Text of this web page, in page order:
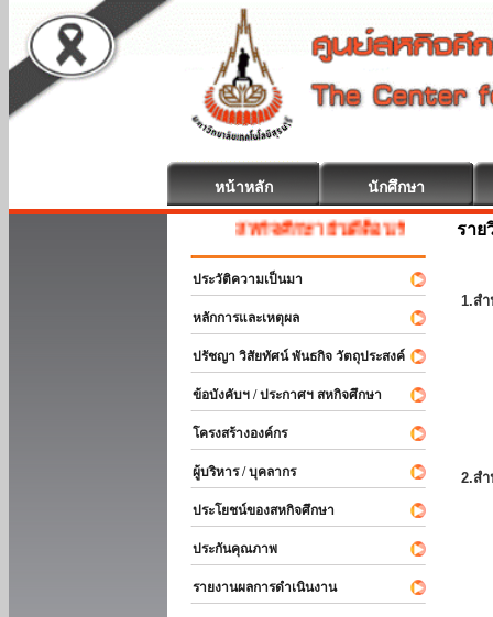
หน้าหลัก นักศึกษา
สหกิจศึกษา ยินดีต้อนรับ
ประวัติความเป็นมา
หลักการและเหตุผล
ปรัชญา วิสัยทัศน์ พันธกิจ วัตถุประสงค์
ข้อบังคับฯ / ประกาศฯ สหกิจศึกษา
โครงสร้างองค์กร
ผู้บริหาร / บุคลากร
ประโยชน์ของสหกิจศึกษา
ประกันคุณภาพ
รายงานผลการดำเนินงาน
ราย
1.ส
2.ส